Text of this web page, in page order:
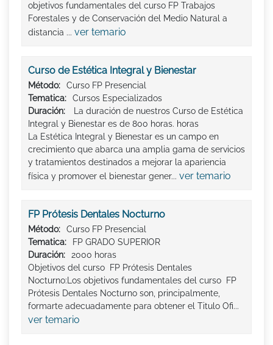
objetivos fundamentales del curso FP Trabajos
Forestales y de Conservación del Medio Natural a
distancia ... ver temario
Curso de Estética Integral y Bienestar
Método:
Curso FP Presencial
Tematica:
Cursos Especializados
Duración:
La duración de nuestros Curso de Estética
Integral y Bienestar es de 800 horas. horas
La Estética Integral y Bienestar es un campo en
crecimiento que abarca una amplia gama de servicios
y tratamientos destinados a mejorar la apariencia
física y promover el bienestar gener... ver temario
FP Prótesis Dentales Nocturno
Método:
Curso FP Presencial
Tematica:
FP GRADO SUPERIOR
Duración:
2000 horas
Objetivos del curso FP Prótesis Dentales
Nocturno:Los objetivos fundamentales del curso FP
Prótesis Dentales Nocturno son, principalmente,
formarte adecuadamente para obtener el Titulo Ofi...
ver temario